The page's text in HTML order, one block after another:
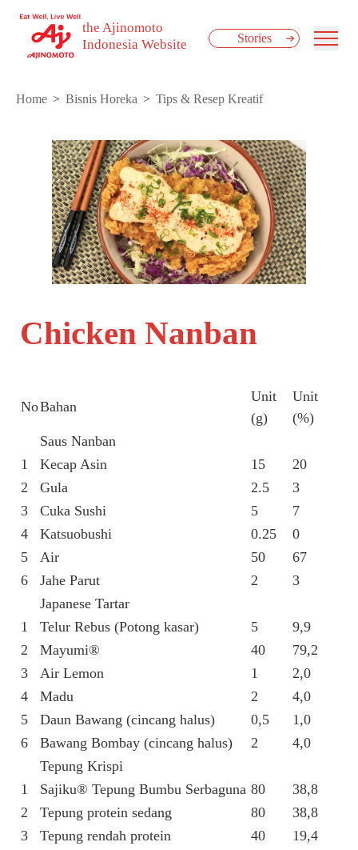
the Ajinomoto
Indonesia Website
Stories
Home Bisnis Horeka Tips & Resep Kreatif
Chicken Nanban
NoBahan
Unit
(g)
Unit
(%)
Saus Nanban
1
Kecap Asin 15
20
2
Gula 2.5
3
3
Cuka Sushi 5
7
4
Katsuobushi 0.25
0
5
Air 50
67
6
Jahe Parut 2
3
Japanese Tartar
1
Telur Rebus (Potong kasar) 5
9,9
2
Mayumi® 40
79,2
3
Air Lemon 1
2,0
4
Madu 2
4,0
5
Daun Bawang (cincang halus) 0,5
1,0
6
Bawang Bombay (cincang halus) 2
4,0
Tepung Krispi
1
Sajiku® Tepung Bumbu Serbaguna 80
38,8
2
Tepung protein sedang 80
38,8
3
Tepung rendah protein 40
19,4